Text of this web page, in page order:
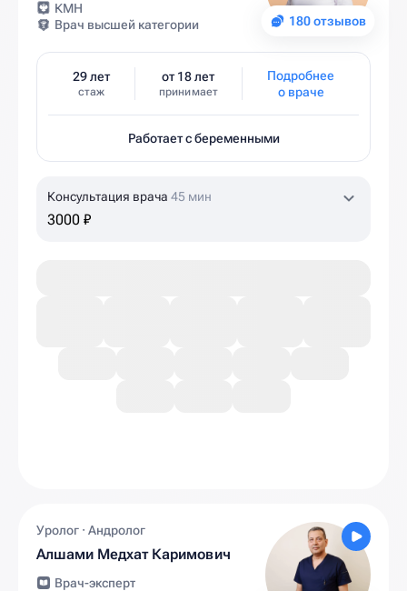
180 отзывов
КМН
Врач высшей категории
29 лет
стаж
от 18 лет
принимает
Подробнее
о враче
Работает с беременными
Консультация врача 45 мин
3000 ₽
Уролог · Андролог
Алшами Медхат Каримович
Врач-эксперт